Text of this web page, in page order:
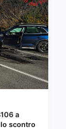
a
scontro